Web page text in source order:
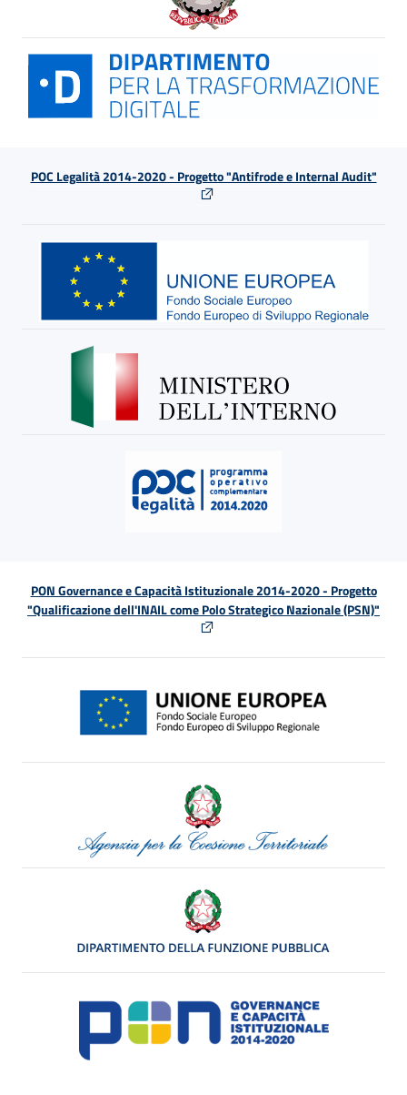
POC Legalità 2014-2020 - Progetto "Antifrode e Internal Audit"
PON Governance e Capacità Istituzionale 2014-2020 - Progetto
"Qualificazione dell'INAIL come Polo Strategico Nazionale (PSN)"